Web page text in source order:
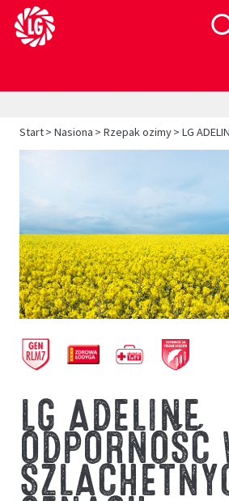
Limagrain europejski lider w produkcji
Start> Nasiona > Rzepak ozimy> LG
LG ADELINE
ODPORNOŚĆ